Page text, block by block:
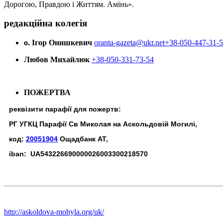
Дорогою, Правдою і Життям. Амінь».
редакційна колегія
о. Ігор Онишкевич oranta-gazeta@ukr.net+38-050-447-31-
Любов Михайлюк +38-050-331-73-54
ПОЖЕРТВА
реквізити парафії для пожертв:
РГ УГКЦ Парафії Св Миколая на Аскольдовій Могилі,
код: 20051904 Ощадбанк АТ,
iban: UA543226690000026003300218570
http://askoldova-mohyla.org/uk/